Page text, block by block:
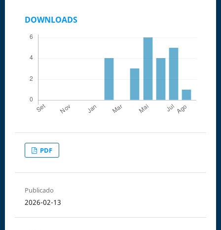
DOWNLOADS
PDF
Publicado
2026-02-13